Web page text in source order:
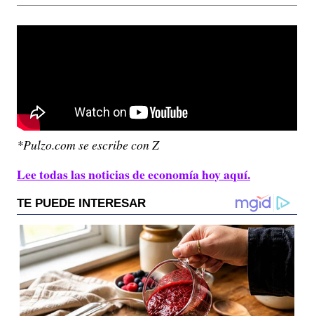
*Pulzo.com se escribe con Z
Lee todas las noticias de economía hoy aquí.